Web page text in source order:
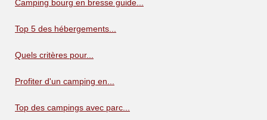
Camping bourg en bresse guide...
Top 5 des hébergements...
Quels critères pour...
Profiter d'un camping en...
Top des campings avec parc...